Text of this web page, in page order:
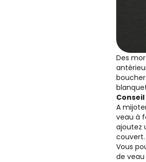
Des
A
veau à
ajoutez
couvert.
Vous
de